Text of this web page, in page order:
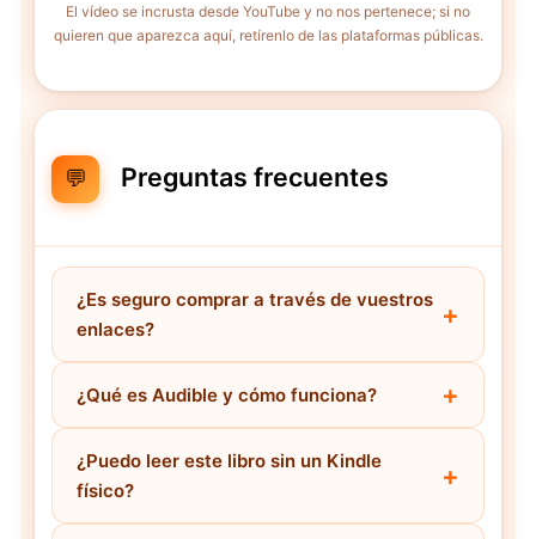
El vídeo se incrusta desde YouTube y no nos pertenece; si no
quieren que aparezca aquí, retírenlo de las plataformas públicas.
💬 Preguntas frecuentes
¿Es seguro comprar a través de vuestros
enlaces?
¿Qué es Audible y cómo funciona?
¿Puedo leer este libro sin un Kindle
físico?